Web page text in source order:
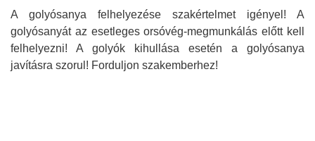
A golyósanya felhelyezése szakértelmet igényel! A
golyósanyát az esetleges orsóvég-megmunkálás előtt kell
felhelyezni! A golyók kihullása esetén a golyósanya
javításra szorul! Forduljon szakemberhez!